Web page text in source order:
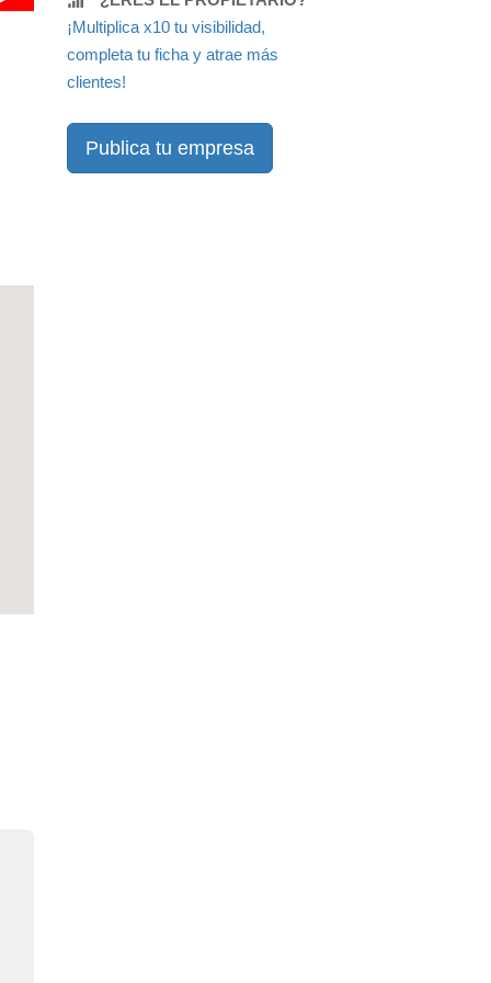
¡Multiplica x10 tu visibilidad,
completa tu ficha y atrae más
clientes!
Publica tu empresa